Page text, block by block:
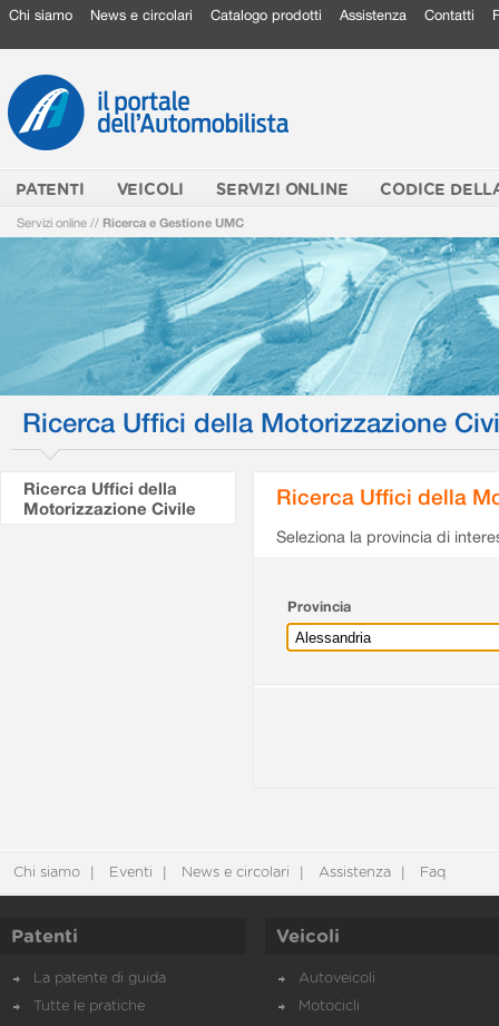
Chi siamo News e circolari Catalogo prodotti Assistenza Contatti
PATENTI VEICOLI SERVIZI ONLINE CODICE
Servizi online // Ricerca e Gestione UMC
Ricerca Uffici della Motorizzazione
Ricerca Uffici della
Motorizzazione Civile
Ricerca Uffici della
Seleziona la provincia di
Provincia
Chi siamo Eventi News e circolari Assistenza Faq
Patenti
La patente di guida
Tutte le pratiche
Veicoli
Autoveicoli
Motocicli